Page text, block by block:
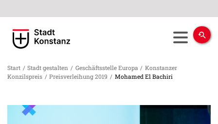
Start / Stadt gestalten / Geschäftsstelle Europa / Konstanzer
Konzilspreis / Preisverleihung 2019 / Mohamed El Bachiri